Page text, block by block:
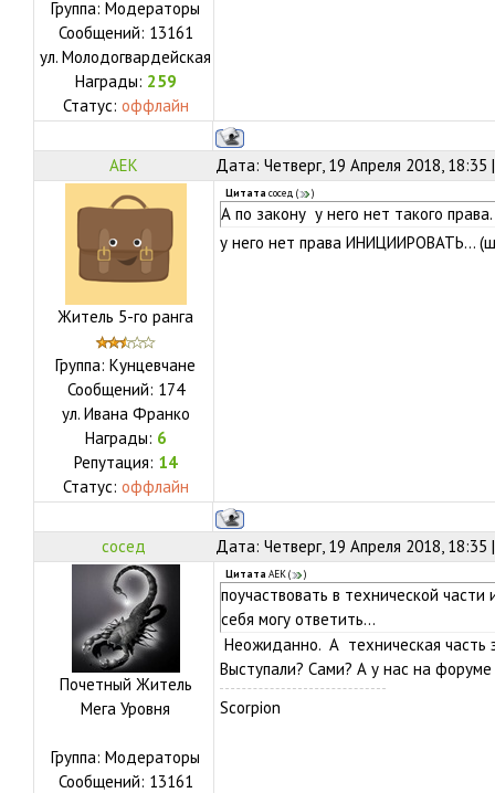
Группа: Модераторы
Сообщений: 13161
ул. Молодогвардейская
Награды: 259
Статус: оффлайн
АЕК Дата: Четверг, 19 Апреля 2018,
Житель 5-го ранга
Группа: Кунцевчане
Сообщений: 174
ул. Ивана Франко
Награды: 6
Репутация: 14
Статус: оффлайн
Цитата сосед ( )
А по закону у него нет такого права.
у него нет права ИНИЦИИРОВАТЬ...
сосед Дата: Четверг, 19 Апреля 2018,
Почетный Житель
Мега Уровня
Группа: Модераторы
Сообщений: 13161
Цитата АЕК( )
поучаствовать в технической
себя могу ответить...
Неожиданно. А техническая часть
Выступали? Сами? А у нас на
Scorpion